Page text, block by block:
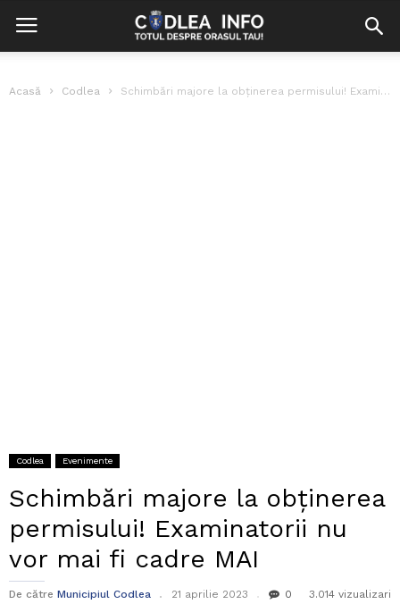
Acasă Codlea Schimbări majore la obţinerea permisului! Examinatorii nu vor mai fi cadre MAI
Codlea Evenimente
Schimbări majore la obţinerea
permisului! Examinatorii nu
vor mai fi cadre MAI
De către Municipiul Codlea 21 aprilie 2023 0 3.014 vizualizari